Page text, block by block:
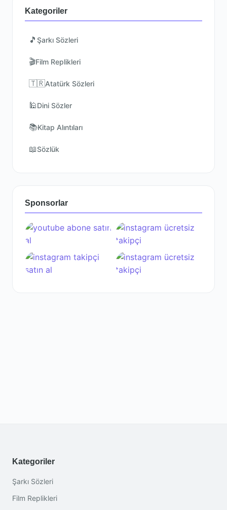
Kategoriler
🎵 Şarkı Sözleri
🎬Film Replikleri
🇹🇷Atatürk Sözleri
🕌Dini Sözler
📚Kitap Alıntıları
📖Sözlük
Sponsorlar
Kategoriler
Şarkı Sözleri
Film Replikleri